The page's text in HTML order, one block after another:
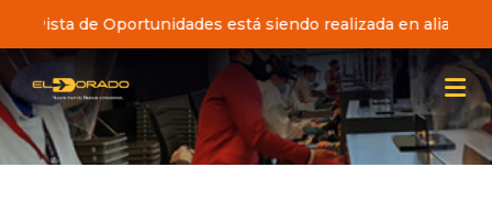
Pista de Oportunidades está siendo realizada en